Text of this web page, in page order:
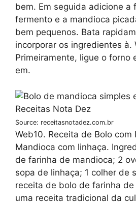
bem. Em seguida adicione a
fermento e a mandioca
bem pequenos. Bata
incorporar os ingredientes à.
Primeiramente, ligue o forno
em.
Source: receitasnotadez.com.br
Web10. Receita de Bolo com
Mandioca com linhaça.
de farinha de mandioca; 2
sopa de linhaça; 1 colher de
receita de bolo de farinha
uma receita tradicional da